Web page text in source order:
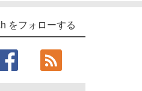
をフォローする